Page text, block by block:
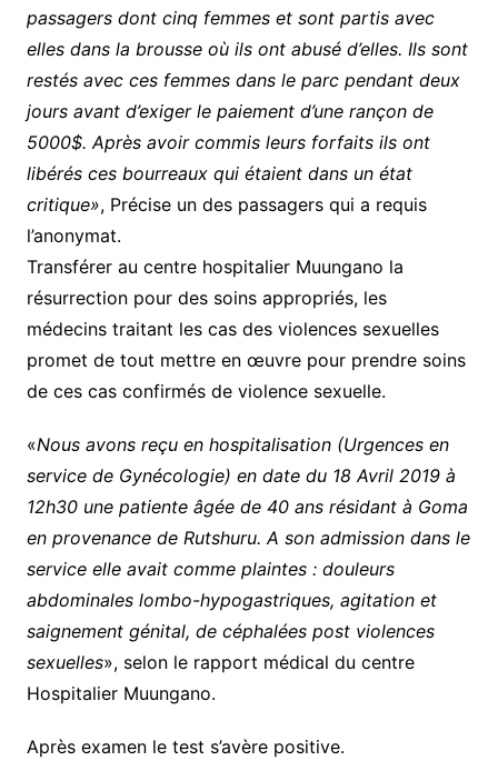
passagers dont cinq femmes et sont partis avec
elles dans la brousse où ils ont abusé d’elles. Ils sont
restés avec ces femmes dans le parc pendant deux
jours avant d’exiger le paiement d’une rançon de
5000$. Après avoir commis leurs forfaits ils ont
libérés ces bourreaux qui étaient dans un état
critique», Précise un des passagers qui a requis
l’anonymat.
Transférer au centre hospitalier Muungano la
résurrection pour des soins appropriés, les
médecins traitant les cas des violences sexuelles
promet de tout mettre en œuvre pour prendre soins
de ces cas confirmés de violence sexuelle.
«Nous avons reçu en hospitalisation (Urgences en
service de Gynécologie) en date du 18 Avril 2019 à
12h30 une patiente âgée de 40 ans résidant à Goma
en provenance de Rutshuru. A son admission dans le
service elle avait comme plaintes : douleurs
abdominales lombo-hypogastriques, agitation et
saignement génital, de céphalées post violences
sexuelles», selon le rapport médical du centre
Hospitalier Muungano.
Après examen le test s’avère positive.